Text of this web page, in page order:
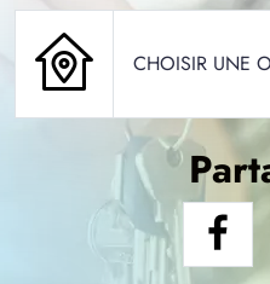
CHOISIR UNE